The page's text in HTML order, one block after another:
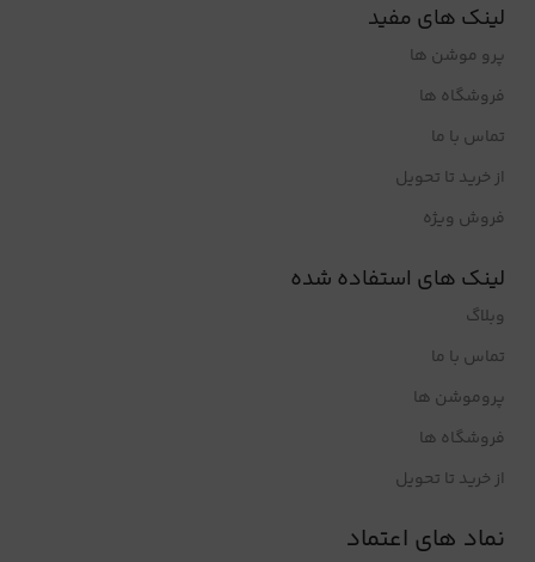
لینک های مفید
پرو موشن ها
فروشگاه ها
تماس با ما
از خرید تا تحویل
فروش ویژه
لینک های استفاده شده
وبلاگ
تماس با ما
پروموشن ها
فروشگاه ها
از خرید تا تحویل
نماد های اعتماد